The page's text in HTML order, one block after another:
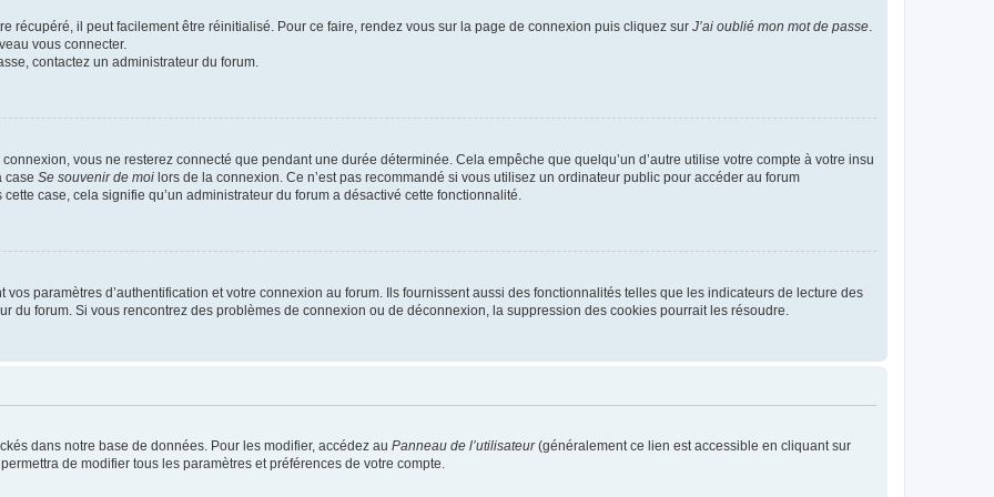
récupéré, il peut facilement être réinitialisé. Pour ce faire, rendez vous sur la page de connexion puis cliquez sur J’ai oublié mon mot de passe
vous connecter.
contactez un administrateur du forum.
vous ne resterez connecté que pendant une durée déterminée. Cela empêche que quelqu’un d’autre utilise votre compte à votre insu
case Se souvenir de moi lors de la connexion. Ce n’est pas recommandé si vous utilisez un ordinateur public pour accéder au forum
case, cela signifie qu’un administrateur du forum a désactivé cette fonctionnalité.
paramètres d’authentification et votre connexion au forum. Ils fournissent aussi des fonctionnalités telles que les indicateurs de lecture des
du forum. Si vous rencontrez des problèmes de connexion ou de déconnexion, la suppression des cookies pourrait les résoudre.
dans notre base de données. Pour les modifier, accédez au Panneau de l’utilisateur(généralement ce lien est accessible en cliquant sur
de modifier tous les paramètres et préférences de votre compte.